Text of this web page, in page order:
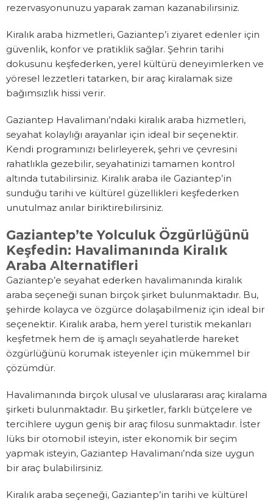
rezervasyonunuzu yaparak zaman kazanabilirsiniz.
Kiralık araba hizmetleri, Gaziantep’i ziyaret edenler için
güvenlik, konfor ve pratiklik sağlar. Şehrin tarihi
dokusunu keşfederken, yerel kültürü deneyimlerken ve
yöresel lezzetleri tatarken, bir araç kiralamak size
bağımsızlık hissi verir.
Gaziantep Havalimanı’ndaki kiralık araba hizmetleri,
seyahat kolaylığı arayanlar için ideal bir seçenektir.
Kendi programınızı belirleyerek, şehri ve çevresini
rahatlıkla gezebilir, seyahatinizi tamamen kontrol
altında tutabilirsiniz. Kiralık araba ile Gaziantep’in
sunduğu tarihi ve kültürel güzellikleri keşfederken
unutulmaz anılar biriktirebilirsiniz.
Gaziantep’te Yolculuk Özgürlüğünü
Keşfedin: Havalimanında Kiralık
Araba Alternatifleri
Gaziantep’e seyahat ederken havalimanında kiralık
araba seçeneği sunan birçok şirket bulunmaktadır. Bu,
şehirde kolayca ve özgürce dolaşabilmeniz için ideal bir
seçenektir. Kiralık araba, hem yerel turistik mekanları
keşfetmek hem de iş amaçlı seyahatlerde hareket
özgürlüğünü korumak isteyenler için mükemmel bir
çözümdür.
Havalimanında birçok ulusal ve uluslararası araç kiralama
şirketi bulunmaktadır. Bu şirketler, farklı bütçelere ve
tercihlere uygun geniş bir araç filosu sunmaktadır. İster
lüks bir otomobil isteyin, ister ekonomik bir seçim
yapmak isteyin, Gaziantep Havalimanı’nda size uygun
bir araç bulabilirsiniz.
Kiralık araba seçeneği, Gaziantep’in tarihi ve kültürel